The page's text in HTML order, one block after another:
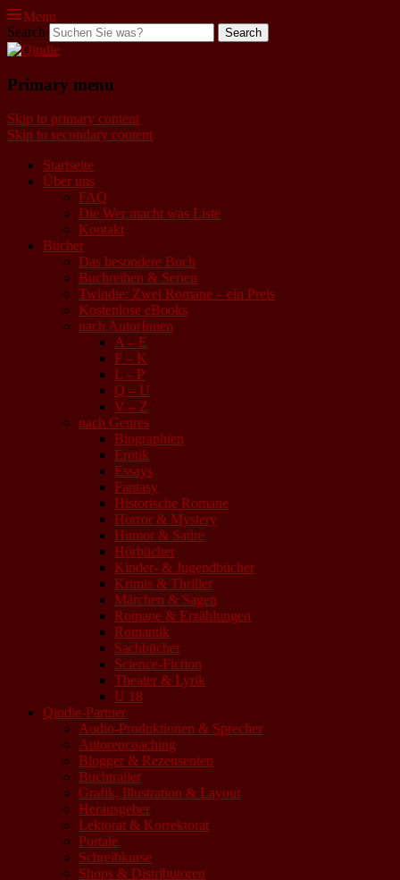
Menu
Qindie
Search
Primary menu
Skip to primary content
Skip to secondary content
Startseite
Über uns
FAQ
Die Wer macht was Liste
Kontakt
Bücher
Das besondere Buch
Buchreihen & Serien
Twindie: Zwei Romane – ein Preis
Kostenlose eBooks
nach AutorInnen
A – E
F – K
L – P
Q – U
V – Z
nach Genres
Biographien
Erotik
Essays
Fantasy
Historische Romane
Horror & Mystery
Humor & Satire
Hörbücher
Kinder- & Jugendbücher
Krimis & Thriller
Märchen & Sagen
Romane & Erzählungen
Romantik
Sachbücher
Science-Fiction
Theater & Lyrik
U 18
Qindie-Partner
Audio-Produktionen & Sprecher
Autorencoaching
Blogger & Rezensenten
Buchtrailer
Grafik, Illustration & Layout
Herausgeber
Lektorat & Korrektorat
Portale
Schreibkurse
Shops & Distributoren